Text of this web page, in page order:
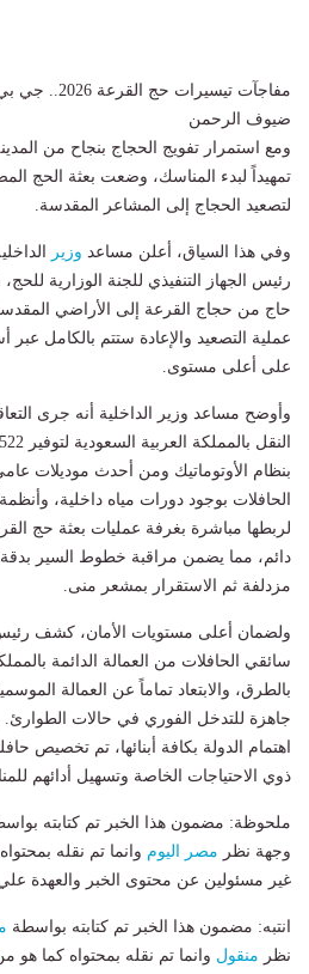
مفاجآت
ضيوف الرحمن
ومع استمرار تفويج الحجاج بنجاح من
تمهيداً لبدء المناسك، وضعت بعثة الحج
لتصعيد الحجاج إلى المشاعر المقدسة.
وفي هذا السياق، أعلن مساعد وزير
حاج من حجاج القرعة إلى الأراضي المقدسة
عملية التصعيد والإعادة ستتم بالكامل
على أعلى مستوى.
وأوضح مساعد وزير الداخلية أنه جرى
الحافلات بوجود دورات مياه داخلية،
لربطها مباشرة بغرفة عمليات بعثة حج
دائم، مما يضمن مراقبة خطوط السير بدقة
مزدلفة ثم الاستقرار بمشعر منى.
ولضمان أعلى مستويات الأمان، كشف رئيس
سائقي الحافلات من العمالة الدائمة
بالطرق، والابتعاد تماماً عن العمالة
جاهزة للتدخل الفوري في حالات
اهتمام الدولة بكافة أبنائها، تم تخصيص
ذوي الاحتياجات الخاصة وتسهيل أدائهم
ملحوظة: مضمون هذا الخبر تم كتابته
وجهة نظر مصر اليوم وانما تم نقله
غير مسئولين عن محتوى الخبر والعهدة
انتبه: مضمون هذا الخبر تم كتابته بواسطة
نظر منقول وانما تم نقله بمحتواه كما هو